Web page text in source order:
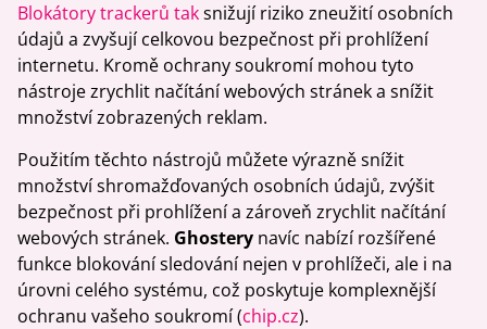
Blokátory trackerů taksnižují riziko zneužití osobních
údajů a zvyšují celkovou bezpečnost při prohlížení
internetu. Kromě ochrany soukromí mohou tyto
nástroje zrychlit načítání webových stránek a snížit
množství zobrazených reklam.
Použitím těchto nástrojů můžete výrazně snížit
množství shromažďovaných osobních údajů, zvýšit
bezpečnost při prohlížení a zároveň zrychlit načítání
webových stránek. Ghostery navíc nabízí rozšířené
funkce blokování sledování nejen v prohlížeči, ale i na
úrovni celého systému, což poskytuje komplexnější
ochranu vašeho soukromí (chip.cz).